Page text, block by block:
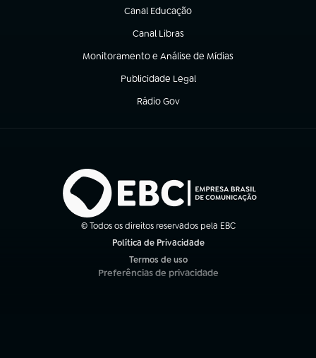
Canal Educação
(abre em nova aba)
Canal Libras
(abre em nova aba)
Monitoramento e Análise de Mídias
(abre em nova aba)
Publicidade Legal
(abre em nova aba)
Rádio Gov
(abre em nova aba)
© Todos os direitos reservados pela EBC
Política de Privacidade
Termos de uso
(abre em nova aba)
Preferências de privacidade